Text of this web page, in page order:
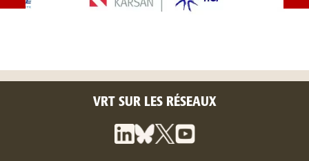
VRT SUR LES RÉSEAUX